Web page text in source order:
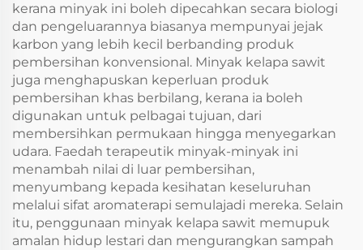
kerana minyak ini boleh dipecahkan secara biologi
dan pengeluarannya biasanya mempunyai jejak
karbon yang lebih kecil berbanding produk
pembersihan konvensional. Minyak kelapa sawit
juga menghapuskan keperluan produk
pembersihan khas berbilang, kerana ia boleh
digunakan untuk pelbagai tujuan, dari
membersihkan permukaan hingga menyegarkan
udara. Faedah terapeutik minyak-minyak ini
menambah nilai di luar pembersihan,
menyumbang kepada kesihatan keseluruhan
melalui sifat aromaterapi semulajadi mereka. Selain
itu, penggunaan minyak kelapa sawit memupuk
amalan hidup lestari dan mengurangkan sampah